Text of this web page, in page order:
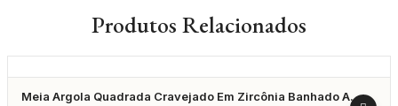
Produtos Relacionados
Meia Argola Quadrada Cravejado Em Zircônia Banhado A